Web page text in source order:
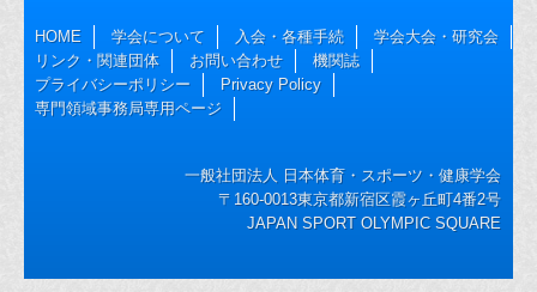
HOME 学会について 入会・各種手続
学会大会・研究会
リンク・関連団体
お問い合わせ
機関誌
プライバシーポリシー
Privacy Policy
専門領域事務局専用ページ
一般社団法人 日本体育・スポーツ・健康学会
〒160-0013東京都新宿区霞ヶ丘町4番2号
JAPAN SPORT OLYMPIC SQUARE